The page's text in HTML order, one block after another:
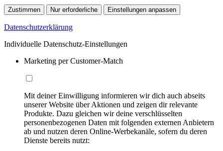
Zustimmen Nur erforderliche Einstellungen anpassen
Datenschutzerklärung
Individuelle Datenschutz-Einstellungen
Marketing per Customer-Match
Mit deiner Einwilligung informieren wir dich auch abseits
unserer Website über Aktionen und zeigen dir relevante
Produkte. Dazu gleichen wir deine verschlüsselten
personenbezogenen Daten mit folgenden externen Anbietern
ab und nutzen deren Online-Werbekanäle, sofern du deren
Dienste bereits nutzt: